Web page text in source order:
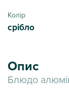
Колір
срібло
Опис
Блюдо